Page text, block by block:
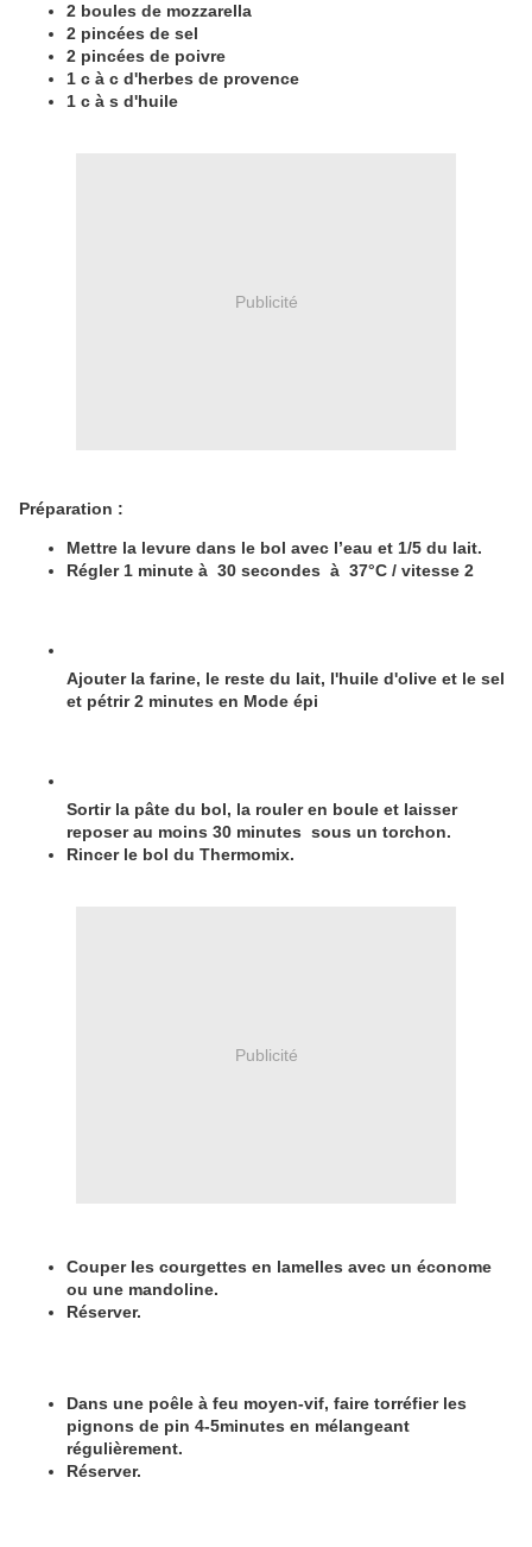
2 boules de mozzarella
2 pincées de sel
2 pincées de poivre
1 c à c d'herbes de provence
1 c à s d'huile
Publicité
Préparation :
Mettre la levure dans le bol avec l’eau et 1/5 du lait.
Régler 1 minute à 30 secondes à 37°C / vitesse 2
Ajouter la farine, le reste du lait, l'huile d'olive et le sel
et pétrir 2 minutes en Mode épi
Sortir la pâte du bol, la rouler en boule et laisser
reposer au moins 30 minutes sous un torchon.
Rincer le bol du Thermomix.
Publicité
Couper les courgettes en lamelles avec un économe
ou une mandoline.
Réserver.
Dans une poêle à feu moyen-vif, faire torréfier les
pignons de pin 4-5minutes en mélangeant
régulièrement.
Réserver.